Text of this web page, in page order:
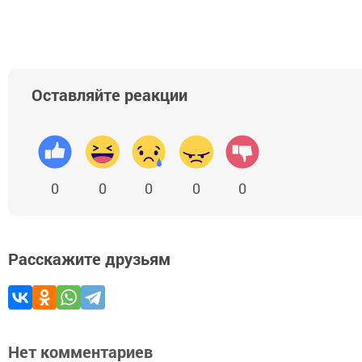
Оставляйте реакции
0 0 0 0 0
Расскажите друзьям
Нет комментариев